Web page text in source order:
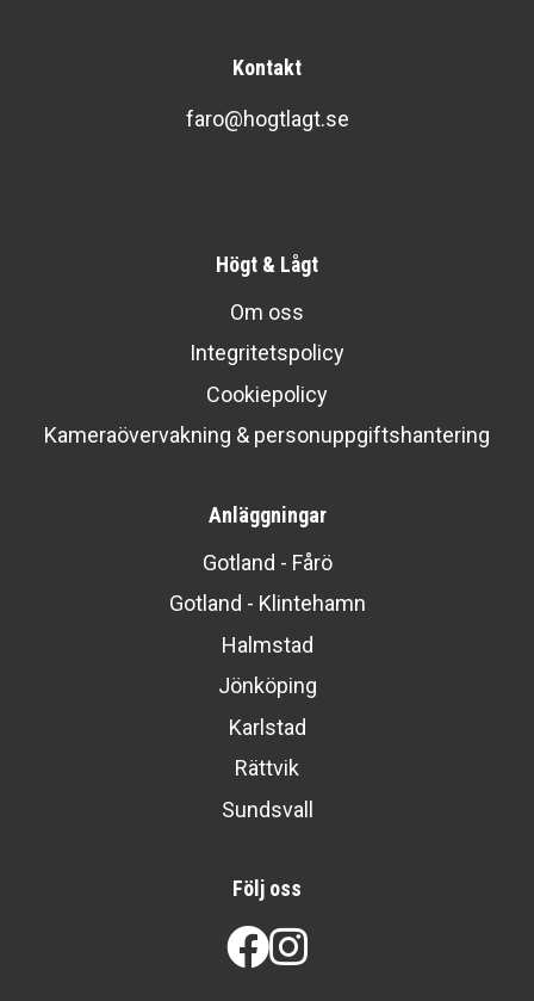
Kontakt
faro@hogtlagt.se
Högt & Lågt
Om oss
Integritetspolicy
Cookiepolicy
Kameraövervakning & personuppgiftshantering
Anläggningar
Gotland - Fårö
Gotland - Klintehamn
Halmstad
Jönköping
Karlstad
Rättvik
Sundsvall
Följ oss
Facebook
Instagram